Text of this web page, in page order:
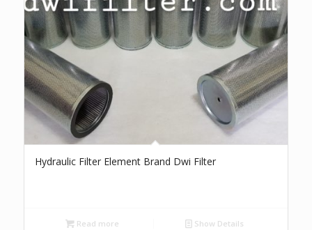
Hydraulic Filter Element Brand Dwi Filter
Read more Show Details